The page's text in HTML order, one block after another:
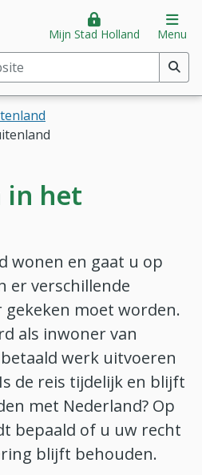
(min. 2 tekens)
Mijn Stad Holland Menu
in het
wonen en gaat u op
er verschillende
moet worden.
als inwoner van
werk uitvoeren
de reis tijdelijk en blijft
met Nederland? Op
bepaald of u uw recht
blijft behouden.